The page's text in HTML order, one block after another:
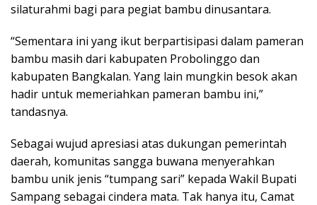
silaturahmi bagi para pegiat bambu dinusantara.
“Sementara ini yang ikut berpartisipasi dalam pameran
bambu masih dari kabupaten Probolinggo dan
kabupaten Bangkalan. Yang lain mungkin besok akan
hadir untuk memeriahkan pameran bambu ini,”
tandasnya.
Sebagai wujud apresiasi atas dukungan pemerintah
daerah, komunitas sangga buwana menyerahkan
bambu unik jenis “tumpang sari” kepada Wakil Bupati
Sampang sebagai cindera mata. Tak hanya itu, Camat